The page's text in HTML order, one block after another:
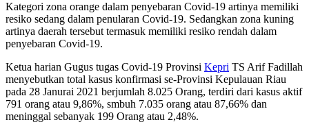
Kategori zona orange dalam penyebaran Covid-19 artinya memiliki
resiko sedang dalam penularan Covid-19. Sedangkan zona kuning
artinya daerah tersebut termasuk memiliki resiko rendah dalam
penyebaran Covid-19.
Ketua harian Gugus tugas Covid-19 Provinsi Kepri TS Arif Fadillah
menyebutkan total kasus konfirmasi se-Provinsi Kepulauan Riau
pada 28 Janurai 2021 berjumlah 8.025 Orang, terdiri dari kasus aktif
791 orang atau 9,86%, smbuh 7.035 orang atau 87,66% dan
meninggal sebanyak 199 Orang atau 2,48%.